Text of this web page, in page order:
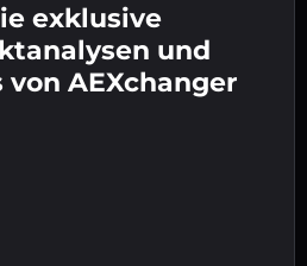
Adresse ein 👉 fahre
fort.
👉 fahre mit dem
👉 erhalte Krypto oder
exklusive
und
von AEXchanger